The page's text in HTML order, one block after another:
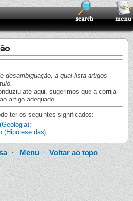
desambiguação, a qual lista artigos
até aqui, sugerimos que a corrija
artigo adequado.
ter os seguintes significados:
;
(Hipótese das);
·Menu ·Voltar ao topo